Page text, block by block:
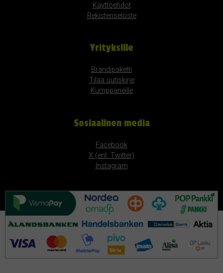
Käyttöehdot
Rekisteriseloste
Yrityksille
Brändipaketti
Tilaa uutiskirje
Kumppaneille
Sosiaalinen media
Facebook
X (ent. Twitter)
Instagram